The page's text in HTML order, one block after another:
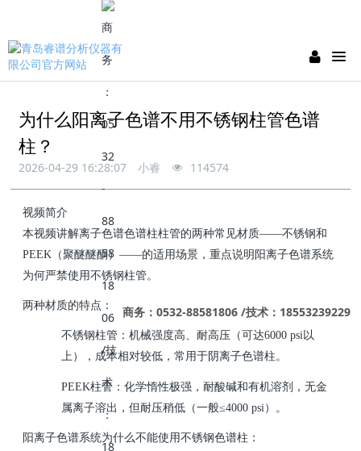
商务：0532-88581806 /技术：18553239229
为什么阳离子色谱不用不锈钢柱管色谱
柱？
2026-04-29 16:28:07 小睿 114574
视频简介
本视频讲解离子色谱色谱柱柱管的两种常见材质——不锈钢和
PEEK （聚醚醚酮）——的适用场景，重点说明阳离子色谱系统
为何严禁使用不锈钢柱管。
两种材质的特点：
不锈钢柱管：机械强度高、耐高压（可达6000 psi以
上），成本相对较低，常用于阴离子色谱柱。
PEEK柱管：化学惰性极强，耐酸碱和有机溶剂，无金
属离子溶出，但耐压稍低（一般≤4000 psi ）。
阳离子色谱系统为什么不能使用不锈钢色谱柱：